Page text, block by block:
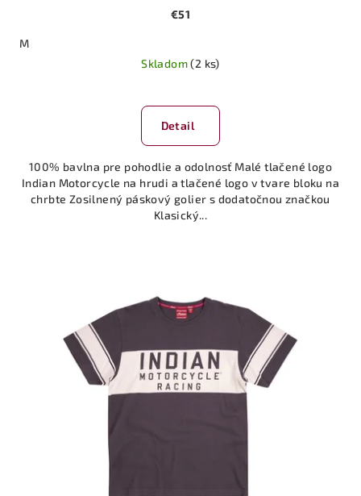
€51
M
Skladom(2 ks)
Detail
100% bavlna pre pohodlie a odolnosť Malé tlačené logo
Indian Motorcycle na hrudi a tlačené logo v tvare bloku na
chrbte Zosilnený páskový golier s dodatočnou značkou
Klasický...